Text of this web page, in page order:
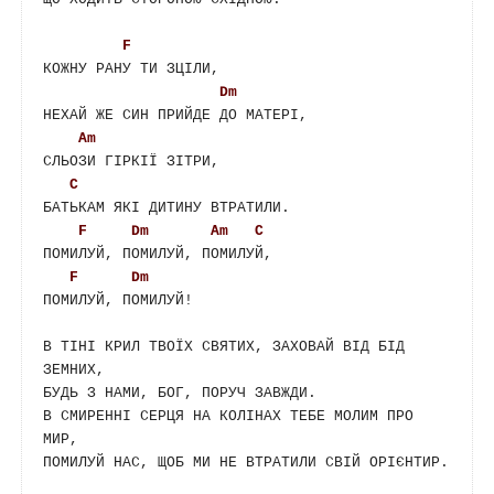
F
КОЖНУ РАНУ ТИ ЗЦІЛИ,
Dm
НЕХАЙ ЖЕ СИН ПРИЙДЕ ДО МАТЕРІ,
Am
СЛЬОЗИ ГІРКІЇ ЗІТРИ,
C
БАТЬКАМ ЯКІ ДИТИНУ ВТРАТИЛИ.
F
Dm Am
C
ПОМИЛУЙ, ПОМИЛУЙ, ПОМИЛУЙ,
F
Dm
ПОМИЛУЙ, ПОМИЛУЙ!
В ТІНІ КРИЛ ТВОЇХ СВЯТИХ, ЗАХОВАЙ ВІД БІД
ЗЕМНИХ,
БУДЬ З НАМИ, БОГ, ПОРУЧ ЗАВЖДИ.
В СМИРЕННІ СЕРЦЯ НА КОЛІНАХ ТЕБЕ МОЛИМ ПРО
МИР,
ПОМИЛУЙ НАС, ЩОБ МИ НЕ ВТРАТИЛИ СВІЙ ОРІЄНТИР.